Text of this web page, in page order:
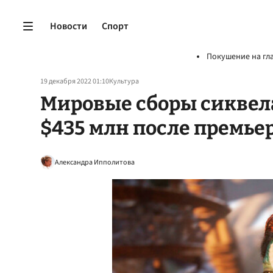
Новости Спорт
Покушение на
19 декабря 2022 01:10Культура
Мировые сборы
$435 млн после
Александра Ипполитова